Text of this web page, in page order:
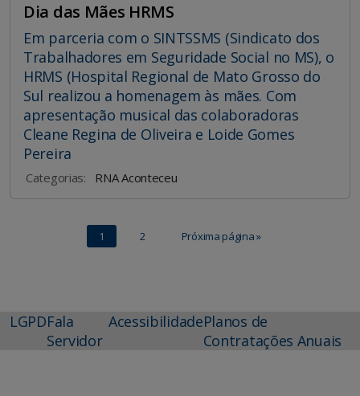
Dia das Mães HRMS
Em parceria com o SINTSSMS (Sindicato dos
Trabalhadores em Seguridade Social no MS), o
HRMS (Hospital Regional de Mato Grosso do
Sul realizou a homenagem às mães. Com
apresentação musical das colaboradoras
Cleane Regina de Oliveira e Loide Gomes
Pereira
Categorias: RNA Aconteceu
1 2 Próxima página »
LGPDFala
Servidor
AcessibilidadePlanos de
Contratações Anuais